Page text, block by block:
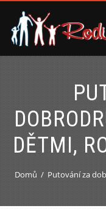
DĚTMI,
Domů Putování za